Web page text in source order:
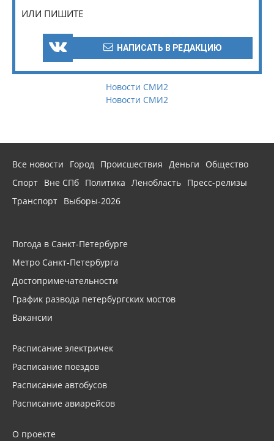
ИЛИ ПИШИТЕ
НАПИСАТЬ В РЕДАКЦИЮ
Новости СМИ2
Новости СМИ2
Все новости Город Происшествия Деньги
Общество
Спорт Вне СПб Политика Ленобласть Пресс-релизы
Транспорт Выборы-2026
Погода в Санкт-Петербурге
Метро Санкт-Петербурга
Достопримечательности
График развода петербургских мостов
Вакансии
Расписание электричек
Расписание поездов
Расписание автобусов
Расписание авиарейсов
О проекте